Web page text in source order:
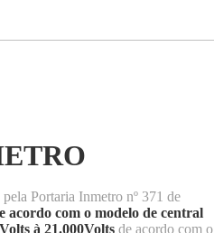
Portaria Inmetro nº 371 de
acordo com o modelo de central
à 21.000Volts de acordo com o